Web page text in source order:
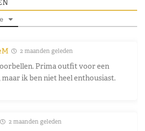
2 maanden geleden
Prima outfit voor een
maar ik ben niet heel enthousiast.
2 maanden geleden